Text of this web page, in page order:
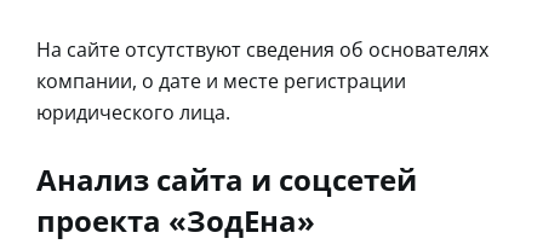
На сайте отсутствуют сведения об основателях
компании, о дате и месте регистрации
юридического лица.
Анализ сайта и соцсетей
проекта «ЗодЕна»